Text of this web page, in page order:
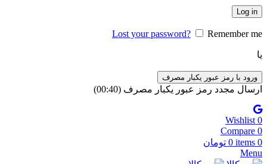
Log in
Lost your password? Remember me
یا
ورود با رمز عبور یکبار مصرف
ارسال مجدد رمز عبور یکبار مصرف (00:
40
)
0
Wishlist
0
Compare
0
items
0 تومان
Menu